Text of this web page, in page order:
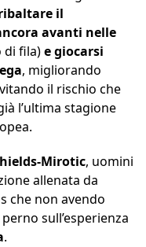
il
avanti nelle
di fila)e giocarsi
, migliorando
il rischio che
l’ultima stagione
Mirotic, uomini
allenata da
che non avendo
sull’esperienza
.